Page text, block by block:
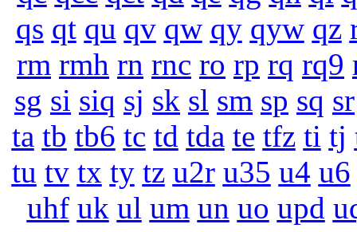
qs qt qu qv qw qy qyw qz
rm rmh rn rnc ro rp rq rq9
sg si siq sj sk sl sm sp sq sr
ta tb tb6 tc td tda te tfz ti tj
tu tv tx ty tz u2r u35 u4 u6
uhf uk ul um un uo upd